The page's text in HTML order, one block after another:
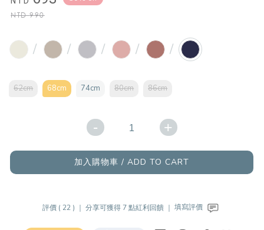
NTD990
/ / / / /
62cm 68cm 74cm 80cm 86cm
- +
加入購物車 / ADD TO CART
評價 ( 22 ) ｜分享可獲得 7 點紅利回饋 ｜填寫評價